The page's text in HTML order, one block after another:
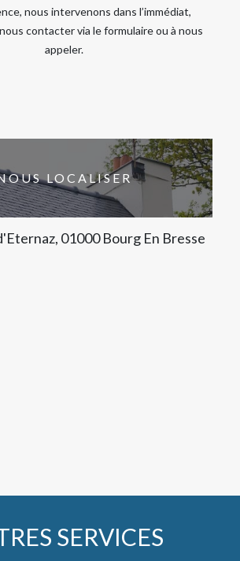
nous intervenons dans l’immédiat,
contacter via le formulaire ou à nous
appeler.
LOCALISER
01000 Bourg En Bresse
SERVICES